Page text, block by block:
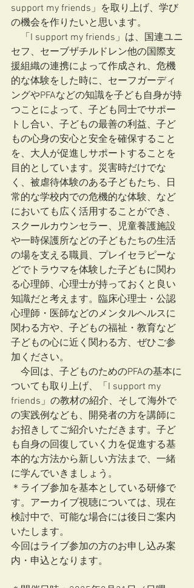
support my friends」を取り上げ、学び
の機会を作りたいと思います。
「I support my friends」は、国連ユニ
セフ、セーブザチルドレン他の国際支
援組織の連携によって作成され、危機
的な体験をした時に、セーフガーディ
ングやPFAなどの知識を子ども自身が持
つことによって、子ども同士でサポー
トし合い、子どもの最善の利益、子ど
もの心身の安心と安全を確保すること
を、大人が促進しサポートすることを
目的としています。災害時だけでな
く、被虐待体験のある子どもたち、日
常的な学校内での危機的な体験、など
においても広く活用することができ、
スクールカウンセラー、児童養護施設
や一時保護所などの子どもたちの生活
の場を支える職員、プレイセラピーな
どでトラウマを体験した子どもに関わ
る心理師、心理士が持っておくと良い
知識だと考えます。臨床心理士・公認
心理師・医師などのメンタルヘルスに
関わる方や、子どもの福祉・教育など
子どもの心に近く関わる方、ぜひご参
加ください。
今回は、子どものためのPFAの基本に
ついても取り上げ、「I support my
friends」の教材の紹介、そして海外で
の実践例なども、開発者の方を講師に
お招きしてご紹介いただきます。子ど
も自身の回復していく力を促進する基
本的な方法から新しい方法まで、一緒
に学んでいきましょう。
＊ライブ参加を基本としている研修で
す。アーカイブ視聴については、現在
検討中で、可能な場合には後日ご案内
いたします。
今回はライブ参加の方のお申し込み案
内・申込となります。